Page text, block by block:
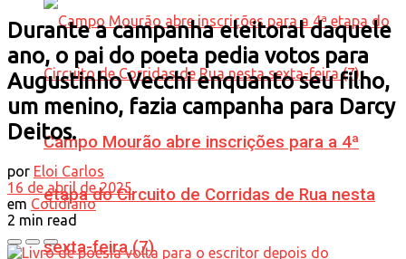
Campo Mourão abre inscrições para a 4ª
etapa do Circuito de Corridas de Rua nesta
sexta-feira (7)
Durante a campanha eleitoral daquele
ano, o pai do poeta pedia votos para
Augustinho Vecchi enquanto seu filho,
um menino, fazia campanha para Darcy
Deitos.
por Eloi Carlos
16 de abril de 2025
em Cotidiano
2 min read